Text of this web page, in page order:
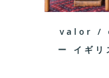
valor /
ー イギ